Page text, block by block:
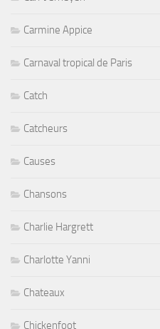
Carmine Appice
Carnaval tropical de Paris
Catch
Catcheurs
Causes
Chansons
Charlie Hargrett
Charlotte Yanni
Chateaux
Chickenfoot